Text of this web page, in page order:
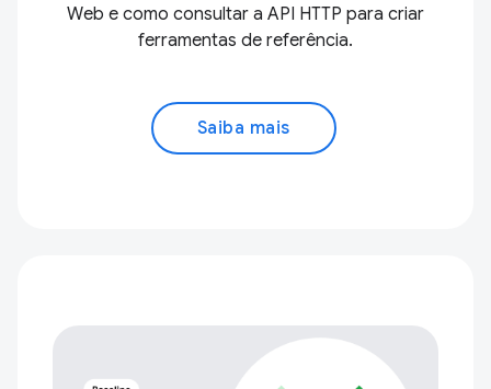
Web e como consultar a API HTTP para criar
ferramentas de referência.
Saiba mais